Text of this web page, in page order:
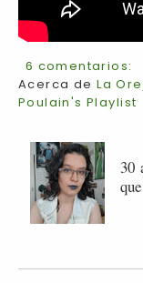
6 comentarios:
Acerca deLa
Poulain's Playlist
30